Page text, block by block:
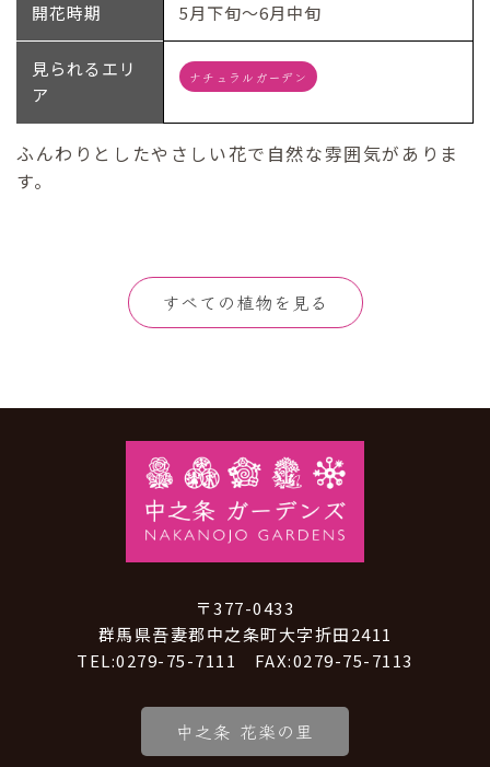
開花時期 5月下旬～6月中旬
見られるエリ
ア
ナチュラルガーデン
ふんわりとしたやさしい花で自然な雰囲気がありま
す。
すべての植物を見る
〒377-0433
群馬県吾妻郡中之条町大字折田2411
TEL:0279-75-7111 FAX:0279-75-7113
中之条 花楽の里